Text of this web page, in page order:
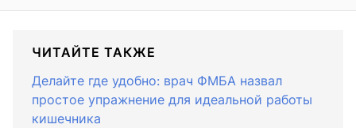
ЧИТАЙТЕ ТАКЖЕ
Делайте где удобно: врач ФМБА назвал
простое упражнение для идеальной работы
кишечника